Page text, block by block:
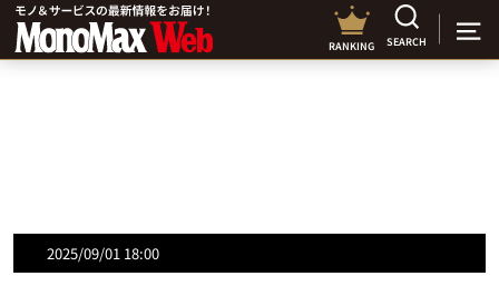
RANKING SEARCH
2025/09/01 18:00